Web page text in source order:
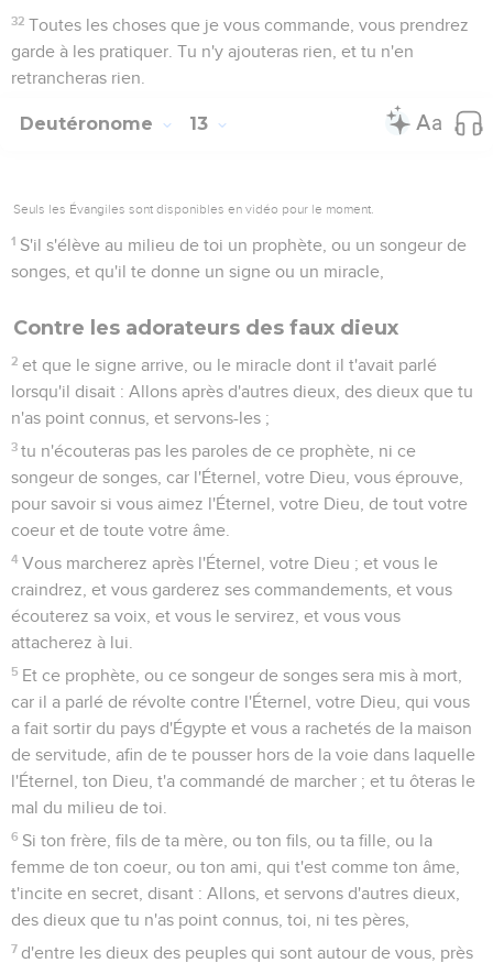
32 Toutes les choses que je vous commande, vous prendrez
garde à les pratiquer. Tu n'y ajouteras rien, et tu n'en
retrancheras rien.
Deutéronome 13
Seuls les Évangiles sont disponibles en vidéo pour le moment.
1 S'il s'élève au milieu de toi un prophète, ou un songeur de
songes, et qu'il te donne un signe ou un miracle,
Contre les adorateurs des faux dieux
2 et que le signe arrive, ou le miracle dont il t'avait parlé
lorsqu'il disait : Allons après d'autres dieux, des dieux que tu
n'as point connus, et servons-les ;
3 tu n'écouteras pas les paroles de ce prophète, ni ce
songeur de songes, car l'Éternel, votre Dieu, vous éprouve,
pour savoir si vous aimez l'Éternel, votre Dieu, de tout votre
coeur et de toute votre âme.
4 Vous marcherez après l'Éternel, votre Dieu ; et vous le
craindrez, et vous garderez ses commandements, et vous
écouterez sa voix, et vous le servirez, et vous vous
attacherez à lui.
5 Et ce prophète, ou ce songeur de songes sera mis à mort,
car il a parlé de révolte contre l'Éternel, votre Dieu, qui vous
a fait sortir du pays d'Égypte et vous a rachetés de la maison
de servitude, afin de te pousser hors de la voie dans laquelle
l'Éternel, ton Dieu, t'a commandé de marcher ; et tu ôteras le
mal du milieu de toi.
6 Si ton frère, fils de ta mère, ou ton fils, ou ta fille, ou la
femme de ton coeur, ou ton ami, qui t'est comme ton âme,
t'incite en secret, disant : Allons, et servons d'autres dieux,
des dieux que tu n'as point connus, toi, ni tes pères,
7 d'entre les dieux des peuples qui sont autour de vous, près